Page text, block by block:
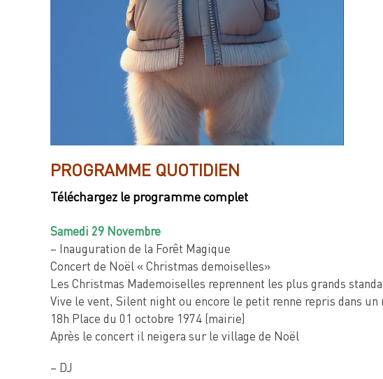
PROGRAMME QUOTIDIEN
Téléchargez le programme complet
Samedi 29 Novembre
– Inauguration de la Forêt Magique
Concert de Noël « Christmas demoiselles»
Les Christmas Mademoiselles reprennent les plus grands
Vive le vent, Silent night ou encore le petit renne repris dans
18h Place du 01 octobre 1974 (mairie)
Après le concert il neigera sur le village de Noël
– DJ